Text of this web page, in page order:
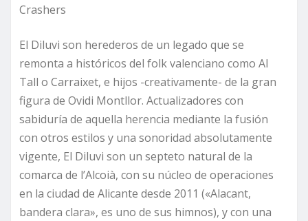
Crashers
El Diluvi son herederos de un legado que se
remonta a históricos del folk valenciano como Al
Tall o Carraixet, e hijos -creativamente- de la gran
figura de Ovidi Montllor. Actualizadores con
sabiduría de aquella herencia mediante la fusión
con otros estilos y una sonoridad absolutamente
vigente, El Diluvi son un septeto natural de la
comarca de l’Alcoià, con su núcleo de operaciones
en la ciudad de Alicante desde 2011 («Alacant,
bandera clara», es uno de sus himnos), y con una